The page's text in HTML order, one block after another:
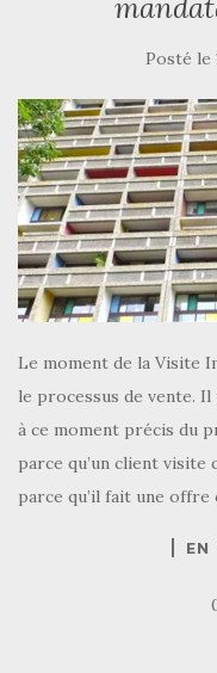
Posté le
Le moment de la Visite
le processus de vente.
à ce moment précis du
parce qu’un client visite
parce qu’il fait une offre
EN